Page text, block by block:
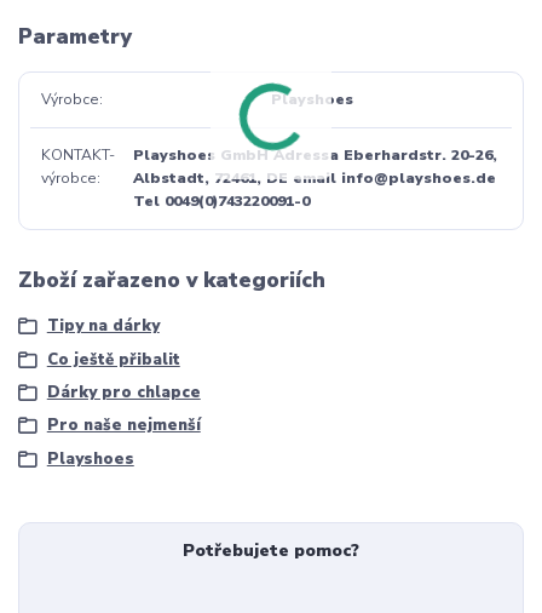
Parametry
Výrobce Playshoes
KONTAKT-
výrobce
Playshoes GmbH Adressa Eberhardstr. 20-26,
Albstadt, 72461, DE email info@playshoes.de
Tel 0049(0)743220091-0
Zboží zařazeno v kategoriích
Tipy na dárky
Co ještě přibalit
Dárky pro chlapce
Pro naše nejmenší
Playshoes
Potřebujete pomoc?